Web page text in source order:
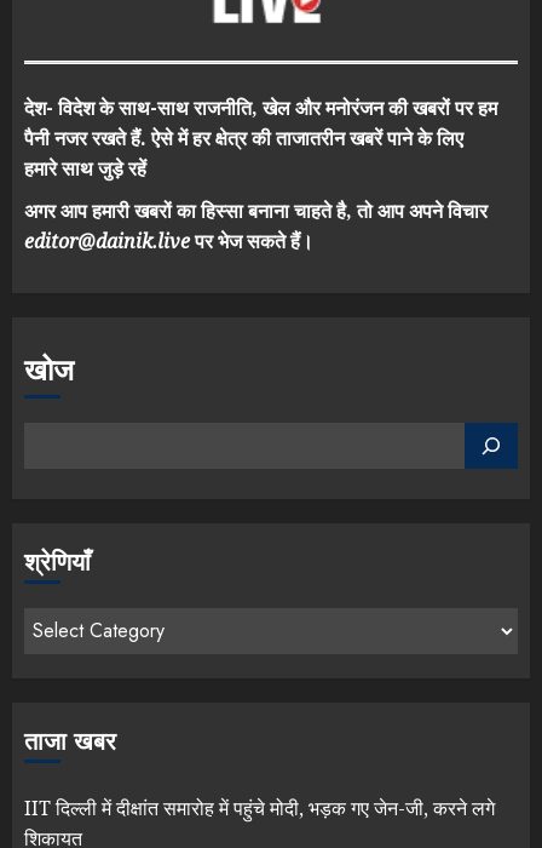
देश- विदेश के साथ-साथ राजनीति, खेल और मनोरंजन की खबरों पर हम
पैनी नजर रखते हैं. ऐसे में हर क्षेत्र की ताजातरीन खबरें पाने के लिए
हमारे साथ जुड़े रहें
अगर आप हमारी खबरों का हिस्सा बनाना चाहते है, तो आप अपने विचार
editor@dainik.liveपर भेज सकते हैं।
खोज
श्रेणियाँ
ताजा खबर
IIT दिल्ली में दीक्षांत समारोह में पहुंचे मोदी, भड़क गए जेन-जी, करने लगे
शिकायत